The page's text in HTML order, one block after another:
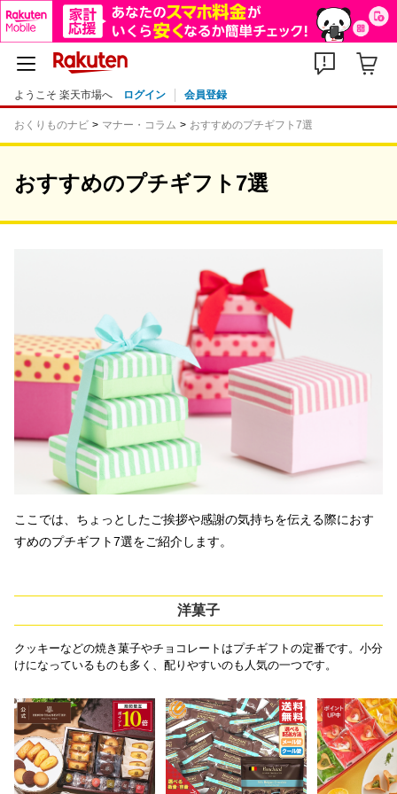
ようこそ 楽天市場へ ログイン 会員登録
おくりものナビ マナー・コラム おすすめのプチギフト7選
おすすめのプチギフト7選
ここでは、ちょっとしたご挨拶や感謝の気持ちを伝える際におす
すめのプチギフト7選をご紹介します。
洋菓子
クッキーなどの焼き菓子やチョコレートはプチギフトの定番です。小分
けになっているものも多く、配りやすいのも人気の一つです。